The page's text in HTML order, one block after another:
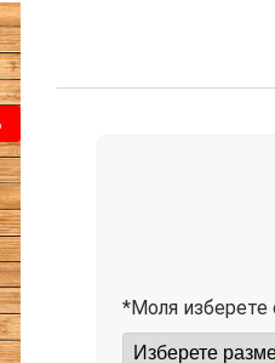
*Моля изберете